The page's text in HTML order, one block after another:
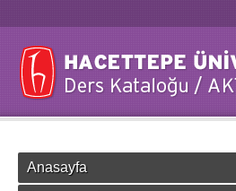
Anasayfa